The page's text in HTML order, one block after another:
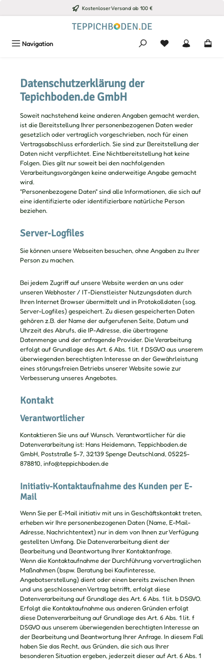
Zum Hauptinhalt springen Kostenloser Versand ab 100 €
Navigation Du hast 0
Datenschutzerklärung der
Tepichboden.de GmbH
Soweit nachstehend keine anderen Angaben gemacht werden,
ist die Bereitstellung Ihrer personenbezogenen Daten weder
gesetzlich oder vertraglich vorgeschrieben, noch für einen
Vertragsabschluss erforderlich. Sie sind zur Bereitstellung der
Daten nicht verpflichtet. Eine Nichtbereitstellung hat keine
Folgen. Dies gilt nur soweit bei den nachfolgenden
Verarbeitungsvorgängen keine anderweitige Angabe gemacht
wird.
"Personenbezogene Daten" sind alle Informationen, die sich auf
eine identifizierte oder identifizierbare natürliche Person
beziehen.
Server-Logfiles
Sie können unsere Webseiten besuchen, ohne Angaben zu Ihrer
Person zu machen.
Bei jedem Zugriff auf unsere Website werden an uns oder
unseren Webhoster / IT-Dienstleister Nutzungsdaten durch
Ihren Internet Browser übermittelt und in Protokolldaten (sog.
Server-Logfiles) gespeichert. Zu diesen gespeicherten Daten
gehören z.B. der Name der aufgerufenen Seite, Datum und
Uhrzeit des Abrufs, die IP-Adresse, die übertragene
Datenmenge und der anfragende Provider. Die Verarbeitung
erfolgt auf Grundlage des Art. 6 Abs. 1 lit. f DSGVO aus unserem
überwiegenden berechtigten Interesse an der Gewährleistung
eines störungsfreien Betriebs unserer Website sowie zur
Verbesserung unseres Angebotes.
Kontakt
Verantwortlicher
Kontaktieren Sie uns auf Wunsch. Verantwortlicher für die
Datenverarbeitung ist: Hans Heidemann, Teppichboden.de
GmbH, Poststraße 5-7, 32139 Spenge Deutschland, 05225-
878810, info@teppichboden.de
Initiativ-Kontaktaufnahme des Kunden per E-
Mail
Wenn Sie per E-Mail initiativ mit uns in Geschäftskontakt treten,
erheben wir Ihre personenbezogenen Daten (Name, E-Mail-
Adresse, Nachrichtentext) nur in dem von Ihnen zur Verfügung
gestellten Umfang. Die Datenverarbeitung dient der
Bearbeitung und Beantwortung Ihrer Kontaktanfrage.
Wenn die Kontaktaufnahme der Durchführung vorvertraglichen
Maßnahmen (bspw. Beratung bei Kaufinteresse,
Angebotserstellung) dient oder einen bereits zwischen Ihnen
und uns geschlossenen Vertrag betrifft, erfolgt diese
Datenverarbeitung auf Grundlage des Art. 6 Abs. 1 lit. b DSGVO.
Erfolgt die Kontaktaufnahme aus anderen Gründen erfolgt
diese Datenverarbeitung auf Grundlage des Art. 6 Abs. 1 lit. f
DSGVO aus unserem überwiegenden berechtigten Interesse an
der Bearbeitung und Beantwortung Ihrer Anfrage. In diesem Fall
haben Sie das Recht, aus Gründen, die sich aus Ihrer
besonderen Situation ergeben, jederzeit dieser auf Art. 6 Abs. 1